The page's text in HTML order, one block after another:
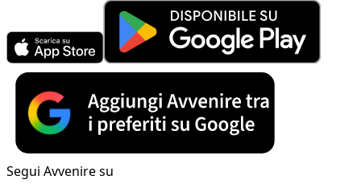
Segui Avvenire su